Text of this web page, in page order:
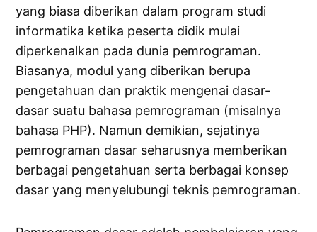
yang biasa diberikan dalam program studi
informatika ketika peserta didik mulai
diperkenalkan pada dunia pemrograman.
Biasanya, modul yang diberikan berupa
pengetahuan dan praktik mengenai dasar-
dasar suatu bahasa pemrograman (misalnya
bahasa PHP). Namun demikian, sejatinya
pemrograman dasar seharusnya memberikan
berbagai pengetahuan serta berbagai konsep
dasar yang menyelubungi teknis pemrograman.